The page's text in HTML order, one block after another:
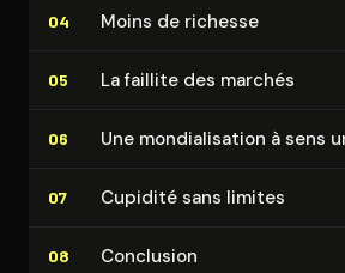
04 Moins de richesse
05 La faillite des marchés
06 Une mon­dia­li­sa­tion à sens
07 Cupidité sans limites
08 Conclusion